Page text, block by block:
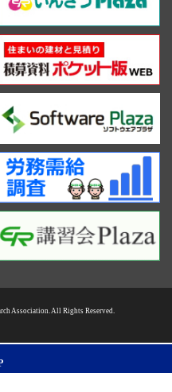
Association. All Rights Reserved.